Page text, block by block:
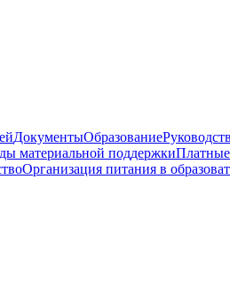
ДокументыОбразование
материальной поддержкиПлатные
Организация питания в